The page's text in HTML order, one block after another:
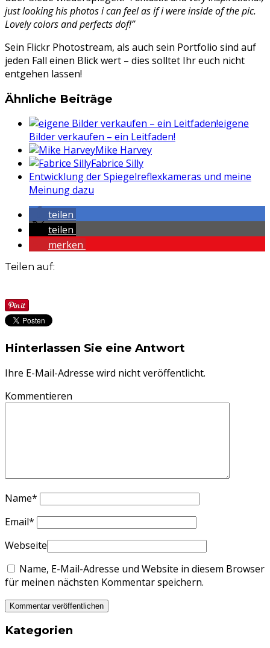
just looking his photos i can feel as if i were inside of the pic.
Lovely colors and perfects dof!”
Sein Flickr Photostream, als auch sein Portfolio sind auf
jeden Fall einen Blick wert – dies solltet Ihr euch nicht
entgehen lassen!
Ähnliche Beiträge
eigene
Bilder verkaufen – ein Leitfaden!
Mike Harvey
Fabrice Silly
Entwicklung der Spiegelreflexkameras und meine
Meinung dazu
teilen
teilen
merken
Teilen auf:
Hinterlassen Sie eine Antwort
Ihre E-Mail-Adresse wird nicht veröffentlicht.
Kommentieren
Name*
Email*
Webseite
Name, E-Mail-Adresse und Website in diesem Browser
für meinen nächsten Kommentar speichern.
Kategorien